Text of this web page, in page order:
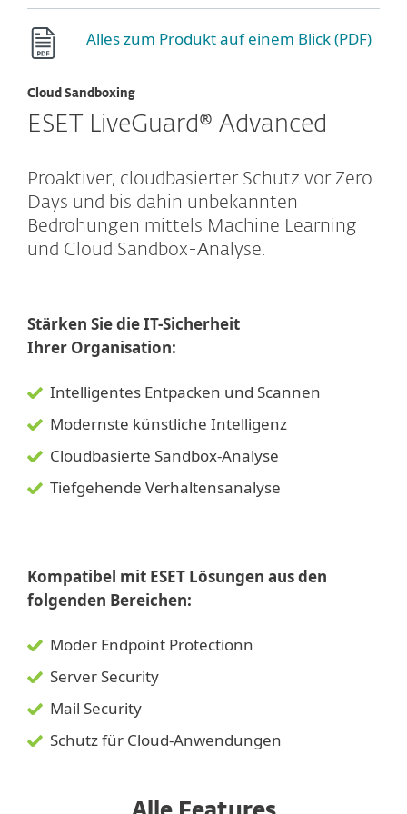
Alles zum Produkt auf einem Blick (PDF)
Cloud Sandboxing
ESET LiveGuard® Advanced
Proaktiver, cloudbasierter Schutz vor Zero
Days und bis dahin unbekannten
Bedrohungen mittels Machine Learning
und Cloud Sandbox-Analyse.
Stärken Sie die IT-Sicherheit
Ihrer Organisation:
Intelligentes Entpacken und Scannen
Modernste künstliche Intelligenz
Cloudbasierte Sandbox-Analyse
Tiefgehende Verhaltensanalyse
Kompatibel mit ESET Lösungen aus den
folgenden Bereichen:
Moder Endpoint Protectionn
Server Security
Mail Security
Schutz für Cloud-Anwendungen